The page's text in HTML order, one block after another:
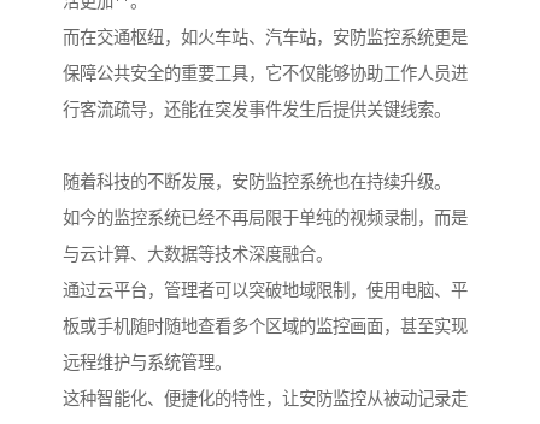
而在交通枢纽，如火车站、汽车站，安防监控系统更是
保障公共安全的重要工具，它不仅能够协助工作人员进
行客流疏导，还能在突发事件发生后提供关键线索。
随着科技的不断发展，安防监控系统也在持续升级。
如今的监控系统已经不再局限于单纯的视频录制，而是
与云计算、大数据等技术深度融合。
通过云平台，管理者可以突破地域限制，使用电脑、平
板或手机随时随地查看多个区域的监控画面，甚至实现
远程维护与系统管理。
这种智能化、便捷化的特性，让安防监控从被动记录走